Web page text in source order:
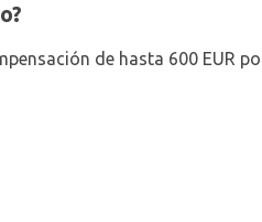
de hasta 600 EUR